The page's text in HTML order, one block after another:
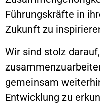
Führungskräfte in
Zukunft zu
Wir sind stolz
gemeinsam
Entwicklung zu